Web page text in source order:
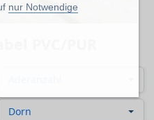
nur Notwendige
PVC/PUR
Dorn